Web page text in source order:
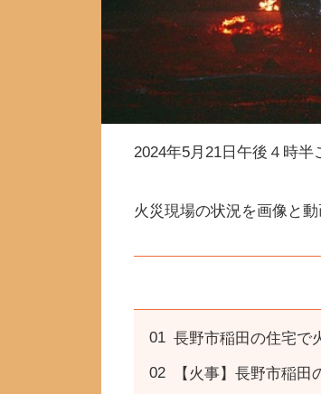
2024年5月21日午後４時半
火災現場の状況を画像と動
長野市稲田の住宅で
【火事】長野市稲